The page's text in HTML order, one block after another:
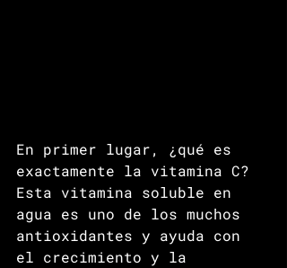
En primer lugar, ¿qué es
exactamente la vitamina C?
Esta vitamina soluble en
agua es uno de los muchos
antioxidantes y ayuda con
el crecimiento y la